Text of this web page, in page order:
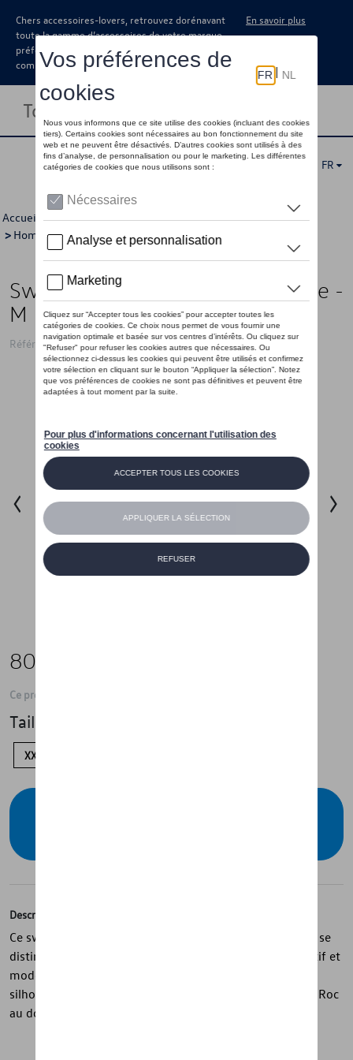
Chers accessoires-lovers, retrouvez dorénavant
toute la gamme d’accessoires de votre marque
préférée sous forme de catalogue à
commander auprès de votre concessionaire.
En savoir plus
Toggle navigation
FR
Accueil >Pour vous >T-Roc Collection >Vêtements >Pulls
> Hommes > Détail
Sweat à capuche VW T-Roc, jaune -
M
Référence: 2GV084130B 655
80,01 €
Ce produit n'est actuellement pas de stock
Taille
XXL
Description
Ce sweat à capuche pour hommes de la collection T-Roc se
distingue par sa couleur Canary Yellow et son style sportif et
moderne. Confectionné en 100 % coton, il présente une
silhouette T-Roc imprimée à l’avant et une inscription T-Roc
au dos, avec un bouton Volkswagen comme finition.